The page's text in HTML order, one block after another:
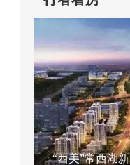
“西美”常西湖